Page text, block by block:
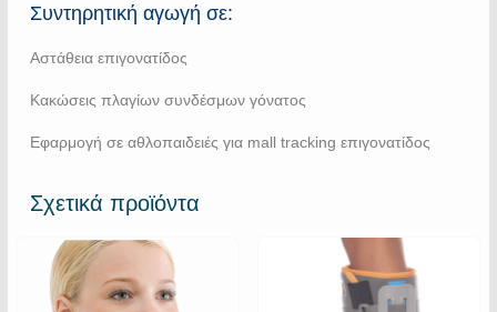
Συντηρητική αγωγή σε:
Αστάθεια επιγονατίδος
Κακώσεις πλαγίων συνδέσμων γόνατος
Εφαρμογή σε αθλοπαιδειές για mall tracking επιγονατίδος
Σχετικά προϊόντα